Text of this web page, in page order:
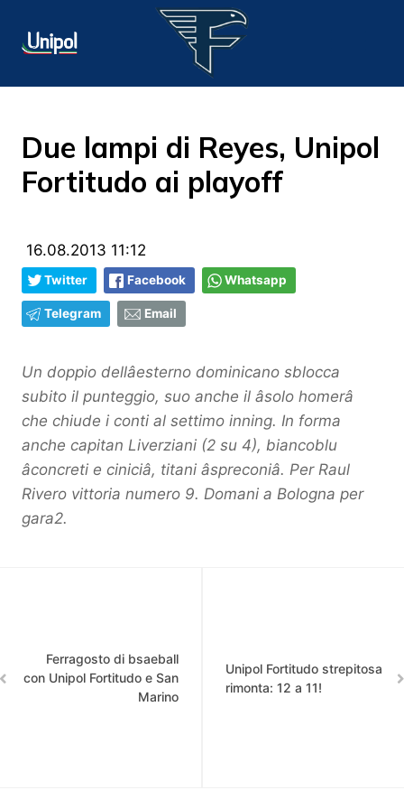
Due lampi di Reyes, Unipol
Fortitudo ai playoff
16.08.2013 11:12
Twitter Facebook Whatsapp
Telegram Email
Un doppio dellâesterno dominicano sblocca
subito il punteggio, suo anche il âsolo homerâ
che chiude i conti al settimo inning. In forma
anche capitan Liverziani (2 su 4), biancoblu
âconcreti e ciniciâ, titani âspreconiâ. Per Raul
Rivero vittoria numero 9. Domani a Bologna per
gara2.
Ferragosto di bsaeball
con Unipol Fortitudo e San
Marino
Unipol Fortitudo strepitosa
rimonta: 12 a 11!